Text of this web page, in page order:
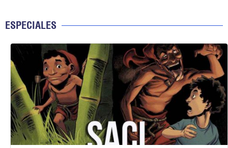
ESPECIALES